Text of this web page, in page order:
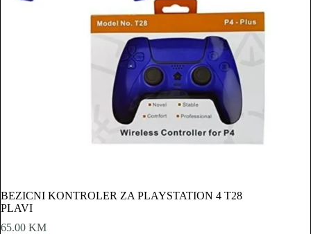
BEZICNI KONTROLER ZA PLAYSTATION 4 T28
PLAVI
65.00 KM